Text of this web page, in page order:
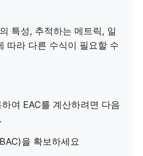
특성, 추적하는 메트릭, 일
따라 다른 수식이 필요할 수
여 EAC를 계산하려면 다음
을 확보하세요